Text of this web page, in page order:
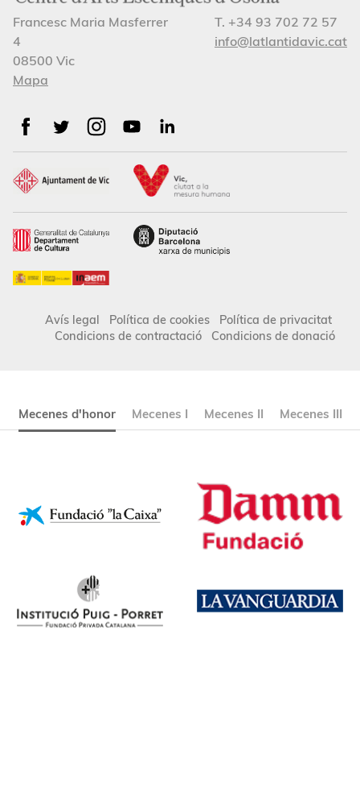
Francesc Maria Masferrer
4
08500 Vic
Mapa
T. +34 93 702 72 57
info@latlantidavic.cat
Avís legal Política de cookies
Política de privacitat
Condicions de contractació
Condicions de donació
Mecenes d'honor Mecenes I Mecenes II Mecenes III